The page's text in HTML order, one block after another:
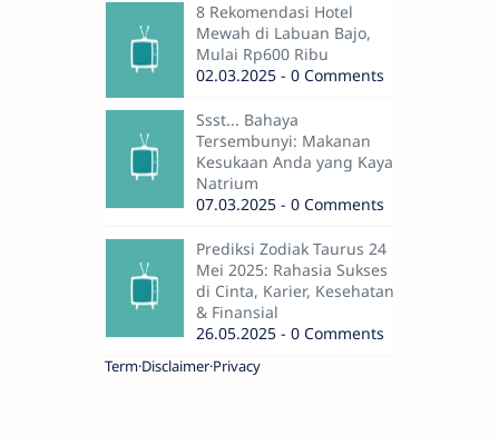
8 Rekomendasi Hotel
Mewah di Labuan Bajo,
Mulai Rp600 Ribu
02.03.2025 - 0 Comments
Ssst... Bahaya
Tersembunyi: Makanan
Kesukaan Anda yang Kaya
Natrium
07.03.2025 - 0 Comments
Prediksi Zodiak Taurus 24
Mei 2025: Rahasia Sukses
di Cinta, Karier, Kesehatan
& Finansial
26.05.2025 - 0 Comments
Term Disclaimer Privacy